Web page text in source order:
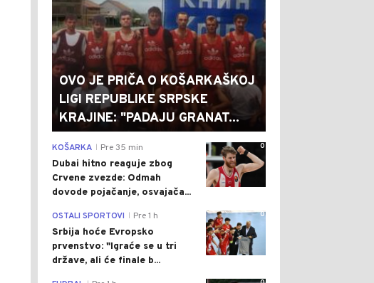
OVO JE PRIČA O KOŠARKAŠKOJ
LIGI REPUBLIKE SRPSKE
KRAJINE: "PADAJU GRANAT...
0
KOŠARKA Pre 35 min
Dubai hitno reaguje zbog
Crvene zvezde: Odmah
dovode pojačanje, osvajača...
0
OSTALI SPORTOVI Pre 1 h
Srbija hoće Evropsko
prvenstvo: "Igraće se u tri
države, ali će finale b...